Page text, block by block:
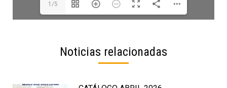
1/5
Noticias relacionadas